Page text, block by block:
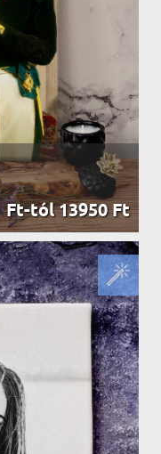
Ft-tól 13950 Ft